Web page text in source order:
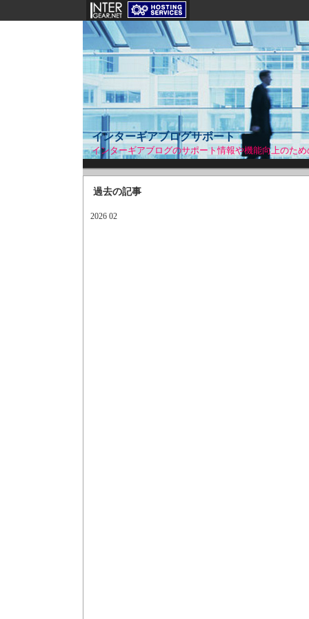
インターギアブログサポート
インターギアブログのサポート情報や機能向上のた
過去の記事
2026 02